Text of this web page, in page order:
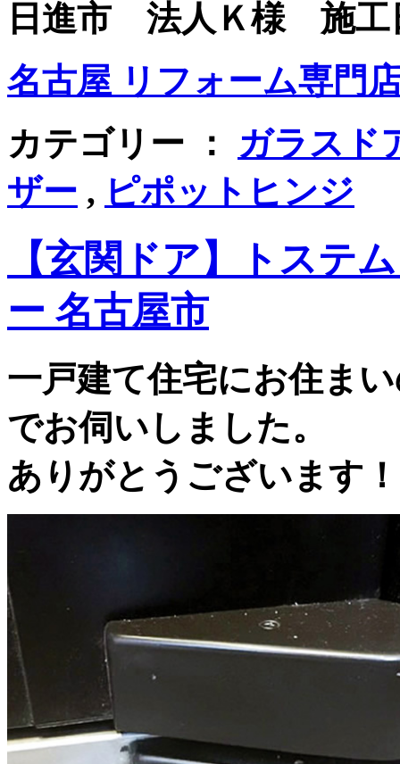
日進市 法人Ｋ様 施工
名古屋 リフォーム専門
カテゴリー ：
ガラスド
ザー , ピポットヒンジ
【玄関ドア】トステ
ー 名古屋市
一戸建て住宅にお住ま
でお伺いしました。
ありがとうございます！